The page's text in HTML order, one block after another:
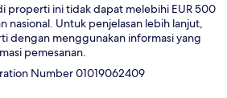
properti ini tidak dapat melebihi EUR 500
nasional. Untuk penjelasan lebih lanjut,
dengan menggunakan informasi yang
pemesanan.
Number 01019062409